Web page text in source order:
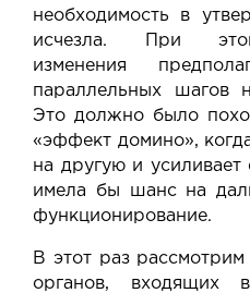
необходимость в
исчезла. При
изменения
параллельных шагов
Это должно было
«эффект домино»,
на другую и усиливает
имела бы шанс на
функционирование.
В этот раз
органов, входящих